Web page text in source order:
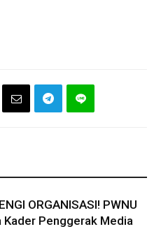
ORGANISASI! PWNU
Kader Penggerak Media